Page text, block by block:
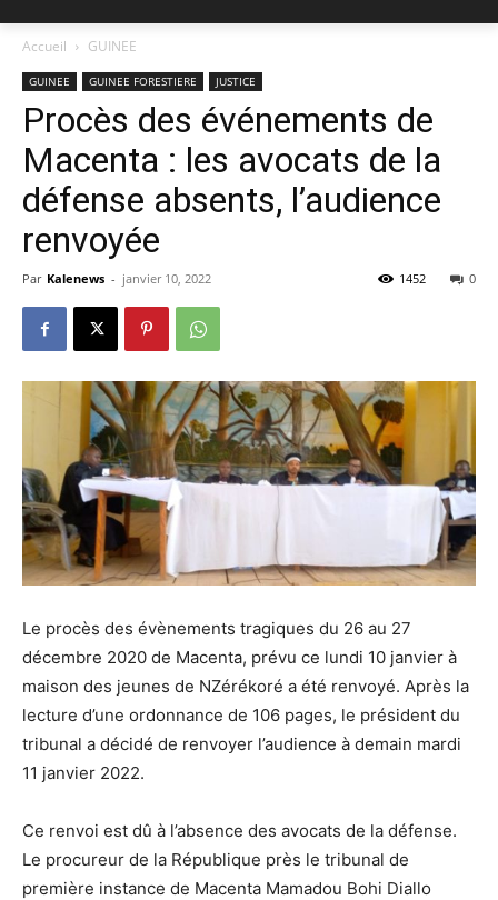
Accueil GUINEE
GUINEE GUINEE FORESTIERE JUSTICE
Procès des événements de
Macenta : les avocats de la
défense absents, l’audience
renvoyée
Par Kalenews - janvier 10, 2022 0
1452
Le procès des évènements tragiques du 26 au 27
décembre 2020 de Macenta, prévu ce lundi 10 janvier à
maison des jeunes de NZérékoré a été renvoyé. Après la
lecture d’une ordonnance de 106 pages, le président du
tribunal a décidé de renvoyer l’audience à demain mardi
11 janvier 2022.
Ce renvoi est dû à l’absence des avocats de la défense.
Le procureur de la République près le tribunal de
première instance de Macenta Mamadou Bohi Diallo